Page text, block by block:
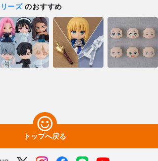
ーズのおすすめ
トップへ戻る